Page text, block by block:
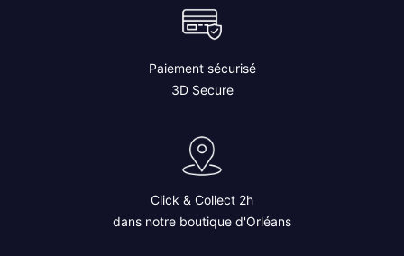
Paiement sécurisé
3D Secure
Click & Collect 2h
dans notre boutique d'Orléans